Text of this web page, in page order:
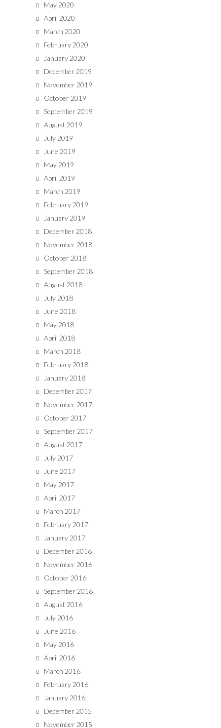
May 2020
April 2020
March 2020
February 2020
January 2020
December 2019
November 2019
October 2019
September 2019
August 2019
July 2019
June 2019
May 2019
April 2019
March 2019
February 2019
January 2019
December 2018
November 2018
October 2018
September 2018
August 2018
July 2018
June 2018
May 2018
April 2018
March 2018
February 2018
January 2018
December 2017
November 2017
October 2017
September 2017
August 2017
July 2017
June 2017
May 2017
April 2017
March 2017
February 2017
January 2017
December 2016
November 2016
October 2016
September 2016
August 2016
July 2016
June 2016
May 2016
April 2016
March 2016
February 2016
January 2016
December 2015
November 2015